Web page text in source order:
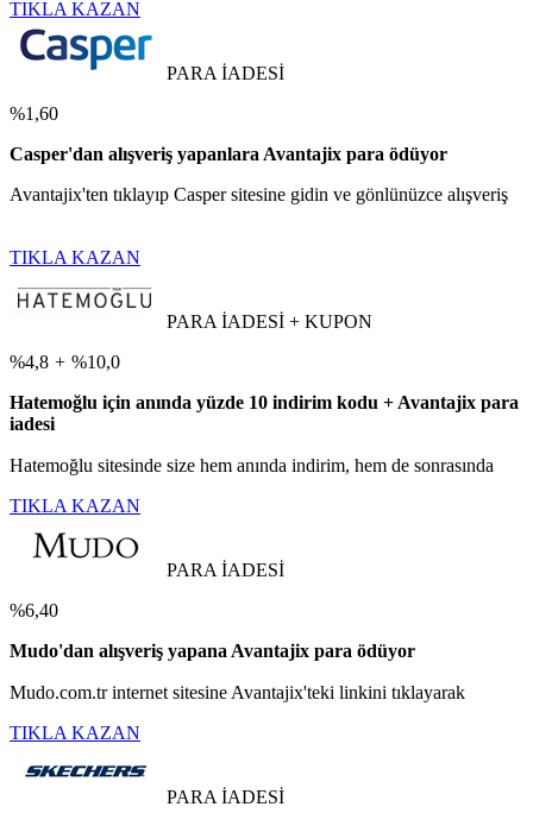
TIKLA KAZAN
PARA İADESİ
%1,60
Casper'dan alışveriş yapanlara Avantajix para ödüyor
Avantajix'ten tıklayıp Casper sitesine gidin ve gönlünüzce alışveriş
TIKLA KAZAN
PARA İADESİ + KUPON
%4,8 + %10,0
Hatemoğlu için anında yüzde 10 indirim kodu + Avantajix para
iadesi
Hatemoğlu sitesinde size hem anında indirim, hem de sonrasında
TIKLA KAZAN
PARA İADESİ
%6,40
Mudo'dan alışveriş yapana Avantajix para ödüyor
Mudo.com.tr internet sitesine Avantajix'teki linkini tıklayarak
TIKLA KAZAN
PARA İADESİ